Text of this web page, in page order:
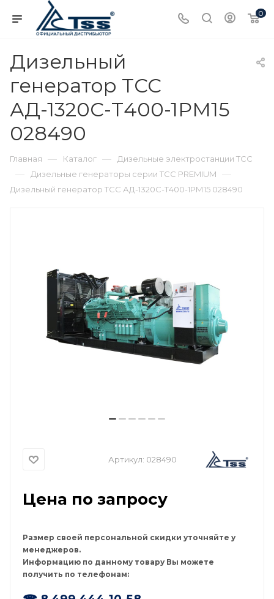
0
Дизельный
генератор ТСС
АД-1320С-Т400-1РМ15
028490
Главная — Каталог — Дизельные электростанции ТСС
— Дизельные генераторы серии ТСС PREMIUM —
Дизельный генератор ТСС АД-1320С-Т400-1РМ15 028490
Артикул: 028490
Цена по запросу
Размер своей персональной скидки уточняйте у
менеджеров.
Информацию по данному товару Вы можете
получить по телефонам: